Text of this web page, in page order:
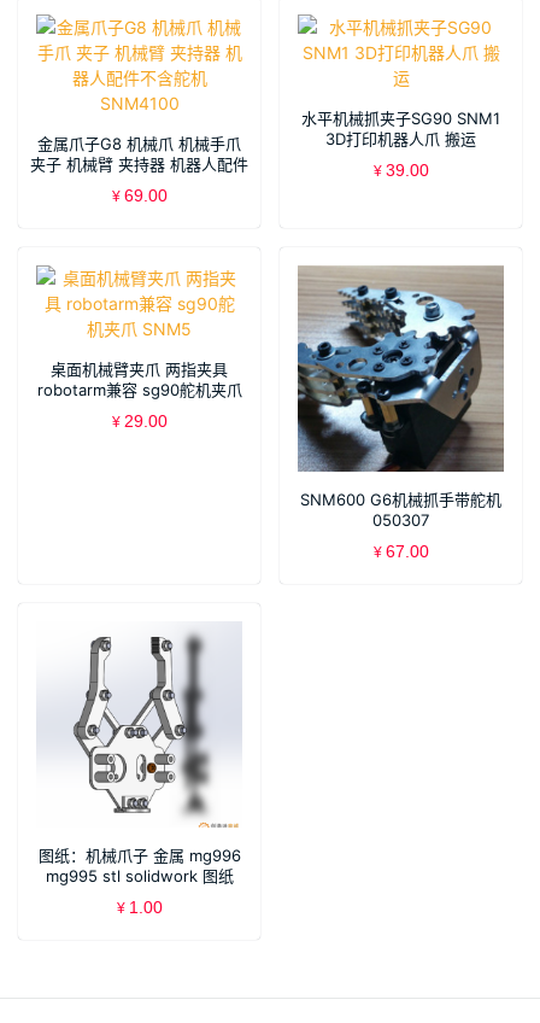
金属爪子G8 机械爪 机械手爪
夹子 机械臂 夹持器 机器人配件
不含舵机SNM4100
¥ 69.00
水平机械抓夹子SG90 SNM1
3D打印机器人爪 搬运
¥ 39.00
桌面机械臂夹爪 两指夹具
robotarm兼容 sg90舵机夹爪
SNM5
¥ 29.00
SNM600 G6机械抓手带舵机
050307
¥ 67.00
图纸：机械爪子 金属 mg996
mg995 stl solidwork 图纸
SLDPRT 装配体
¥ 1.00